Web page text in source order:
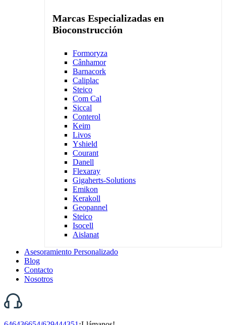
Marcas Especializadas en
Bioconstrucción
Formoryza
Cânhamor
Barnacork
Caliplac
Steico
Com Cal
Siccal
Conterol
Keim
Livos
Yshield
Courant
Danell
Flexaray
Gigaherts-Solutions
Emikon
Kerakoll
Geopannel
Steico
Isocell
Aislanat
Asesoramiento Personalizado
Blog
Contacto
Nosotros